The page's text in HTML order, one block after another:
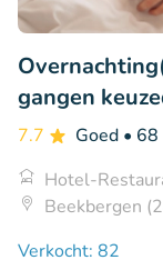
gangen
7.7 Goed •
Hotel-
Beekbergen
Verkocht: 82